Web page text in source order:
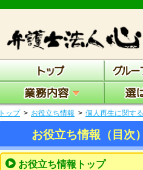
トップ お役立ち情報 個人再生に関す
お役立ち情報（目次）
お役立ち情報トップ